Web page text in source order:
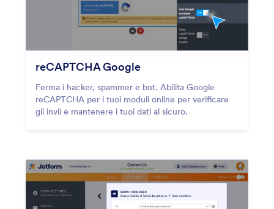
reCAPTCHA Google
Ferma i hacker, spammer e bot. Abilita Google
reCAPTCHA per i tuoi moduli online per verificare
gli invii e mantenere i tuoi dati al sicuro.